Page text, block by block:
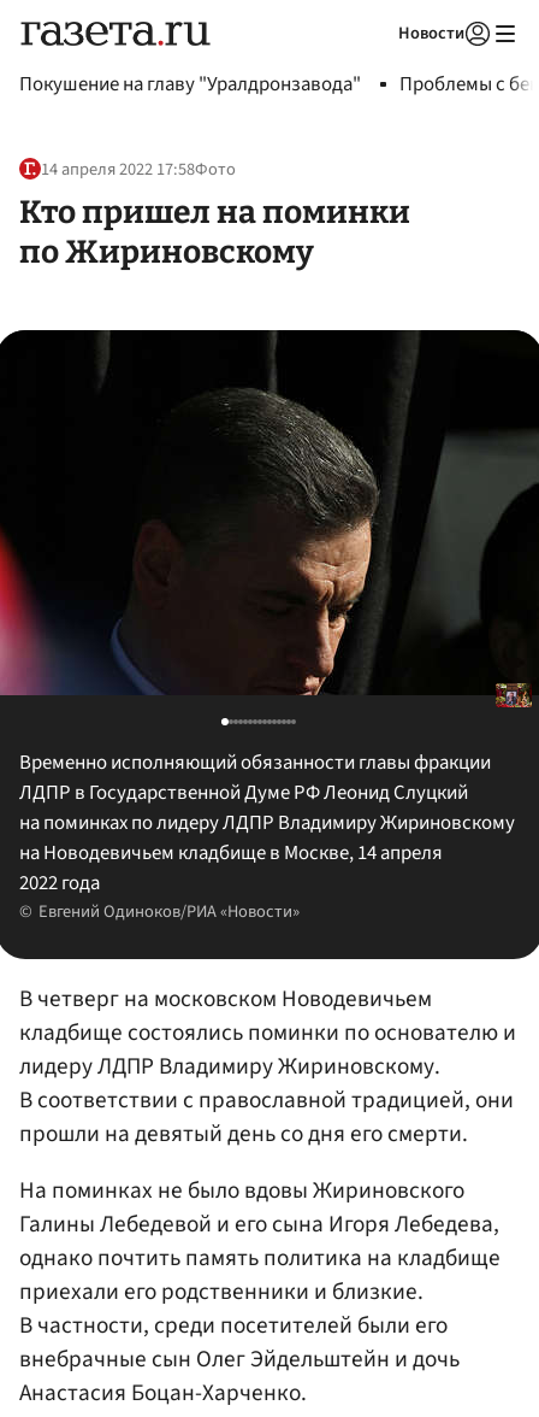
Новости
Покушение на главу "Уралдронзавода" Проблемы с
14 апреля 2022 17:58Фото
Кто пришел на поминки
по Жириновскому
Временно исполняющий обязанности главы фракции
ЛДПР в Государственной Думе РФ Леонид Слуцкий
на поминках по лидеру ЛДПР Владимиру Жириновскому
на Новодевичьем кладбище в Москве, 14 апреля
2022 года
Евгений Одиноков/РИА «Новости»
В четверг на московском Новодевичьем
кладбище состоялись поминки по основателю и
лидеру ЛДПР Владимиру Жириновскому.
В соответствии с православной традицией, они
прошли на девятый день со дня его смерти.
На поминках не было вдовы Жириновского
Галины Лебедевой и его сына Игоря Лебедева,
однако почтить память политика на кладбище
приехали его родственники и близкие.
В частности, среди посетителей были его
внебрачные сын Олег Эйдельштейн и дочь
Анастасия Боцан-Харченко.